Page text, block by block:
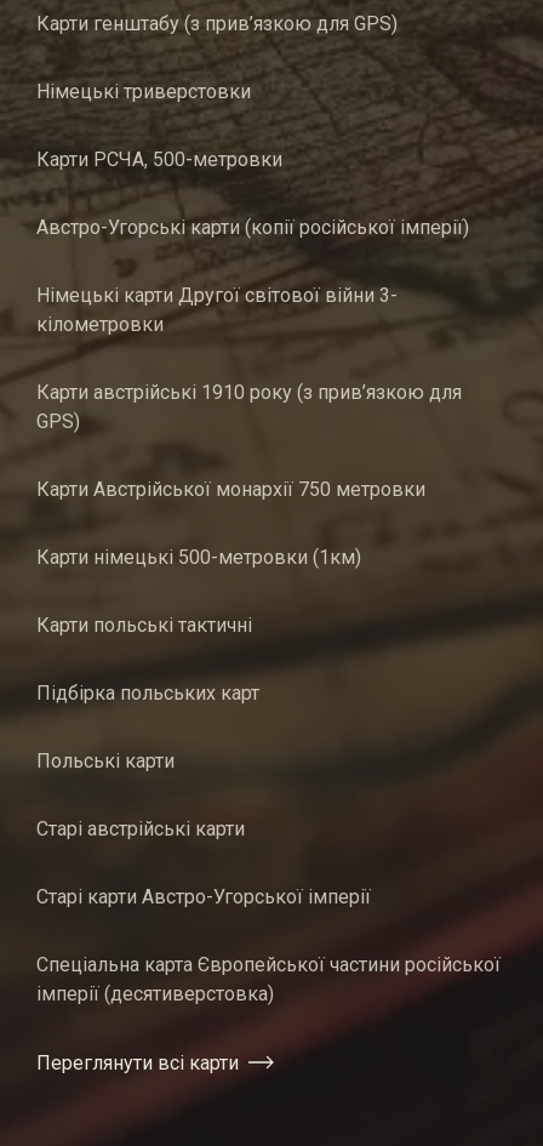
Карти генштабу (з прив’язкою для GPS)
Німецькі триверстовки
Карти РСЧА, 500-метровки
Австро-Угорські карти (копії російської імперії)
Німецькі карти Другої світової війни 3-
кілометровки
Карти австрійські 1910 року (з прив’язкою для
GPS)
Карти Австрійської монархії 750 метровки
Карти німецькі 500-метровки (1км)
Карти польські тактичні
Підбірка польських карт
Польські карти
Старі австрійські карти
Старі карти Австро-Угорської імперії
Спеціальна карта Європейської частини російської
імперії (десятиверстовка)
Переглянути всі карти